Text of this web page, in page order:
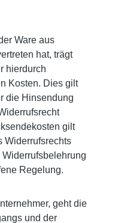
Ware aus
hat, trägt
hierdurch
Kosten. Dies gilt
die Hinsendung
gilt
Widerrufsrechts
Regelung.
geht die
und der